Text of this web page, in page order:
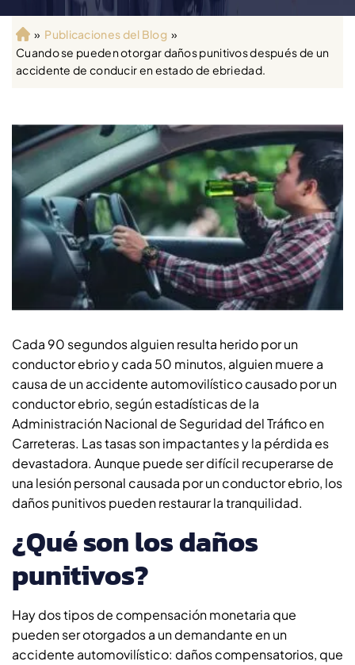
Ini
ci
o
» Publicaciones del Blog »
Cuando se pueden otorgar daños punitivos después de un
accidente de conducir en estado de ebriedad.
Cada 90 segundos alguien resulta herido por un
conductor ebrio y cada 50 minutos, alguien muere a
causa de un accidente automovilístico causado por un
conductor ebrio, según estadísticas de la
Administración Nacional de Seguridad del Tráfico en
Carreteras. Las tasas son impactantes y la pérdida es
devastadora. Aunque puede ser difícil recuperarse de
una lesión personal causada por un conductor ebrio, los
daños punitivos pueden restaurar la tranquilidad.
¿Qué son los daños
punitivos?
Hay dos tipos de compensación monetaria que
pueden ser otorgados a un demandante en un
accidente automovilístico: daños compensatorios, que